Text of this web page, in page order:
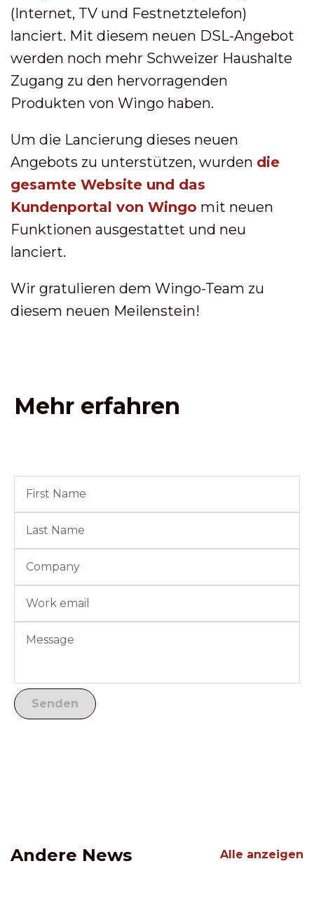
(Internet, TV und Festnetztelefon)
lanciert. Mit diesem neuen DSL-Angebot
werden noch mehr Schweizer Haushalte
Zugang zu den hervorragenden
Produkten von Wingo haben.
Um die Lancierung dieses neuen
Angebots zu unterstützen, wurden die
gesamte Website und das
Kundenportal von Wingo mit neuen
Funktionen ausgestattet und neu
lanciert.
Wir gratulieren dem Wingo-Team zu
diesem neuen Meilenstein!
Mehr erfahren
Andere News Alle anzeigen